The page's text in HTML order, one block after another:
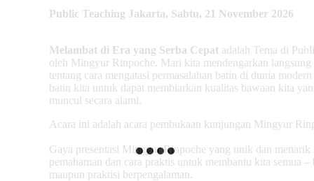
Public Teaching Jakarta, Sabtu, 21 November 2026
Melambat di Era yang Serba Cepat adalah Tema di
oleh Mingyur Rinpoche. Mari kita mendengarkan
tentang cara mengatasi permasalahan batin di dunia
batin kita untuk dapat membiarkan kualitas bawaan kita
muncul secara alami.
Acara ini adalah acara pembukaan kunjungan Mingyur
Gaya presentasi Mingyur Rinpoche yang unik dan menarik
pemahaman dan cara praktis untuk membantu kita semua
maupun praktisi berpengalaman.